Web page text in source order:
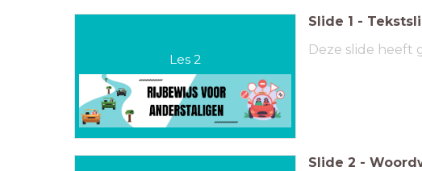
Les 2
Slide 1 -
Deze slide heeft
Slide 2 -